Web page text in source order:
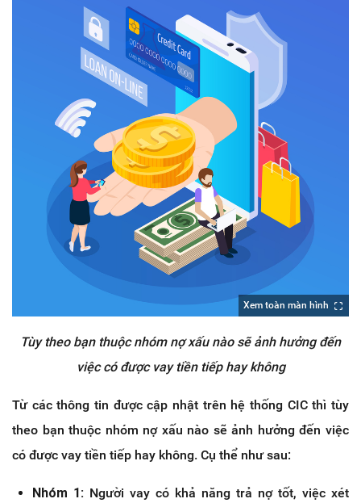
Xem toàn màn hình
Tùy theo bạn thuộc nhóm nợ xấu nào sẽ ảnh hưởng đến
việc có được vay tiền tiếp hay không
Từ các thông tin được cập nhật trên hệ thống CIC thì tùy
theo bạn thuộc nhóm nợ xấu nào sẽ ảnh hưởng đến việc
có được vay tiền tiếp hay không. Cụ thể như sau:
Nhóm 1: Người vay có khả năng trả nợ tốt, việc xét